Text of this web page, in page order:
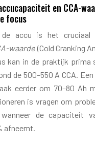
en CCA-
focus
de accu is het
waarde (Cold Cranking
kan in de praktijk prima
de 500–550 A CCA. Een
eerder om 70–80 Ah
is vragen om
de capaciteit
afneemt.